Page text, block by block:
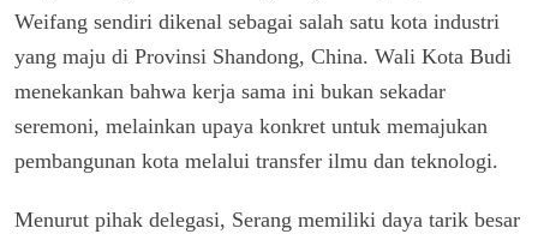
Weifang sendiri dikenal sebagai salah satu kota industri
yang maju di Provinsi Shandong, China. Wali Kota Budi
menekankan bahwa kerja sama ini bukan sekadar
seremoni, melainkan upaya konkret untuk memajukan
pembangunan kota melalui transfer ilmu dan teknologi.
Menurut pihak delegasi, Serang memiliki daya tarik besar